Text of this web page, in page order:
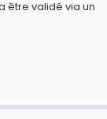
être validé via un